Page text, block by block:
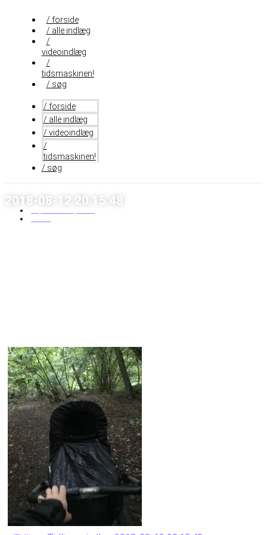
indhold
/ forside
/ alle indlæg
/
videoindlæg
/
tidsmaskinen!
/ søg
/ forside
/ alle indlæg
/ videoindlæg
/
tidsmaskinen!
/ søg
2018-08-12 20.15.48